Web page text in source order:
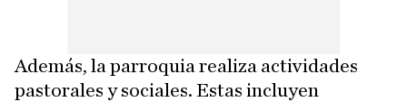
Además, la parroquia realiza actividades
pastorales y sociales. Estas incluyen